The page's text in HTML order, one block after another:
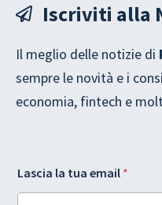
Iscriviti alla
Il meglio delle notizie di
sempre le novità e i
economia, fintech e
D
P
c
c
Lascia la tua email *